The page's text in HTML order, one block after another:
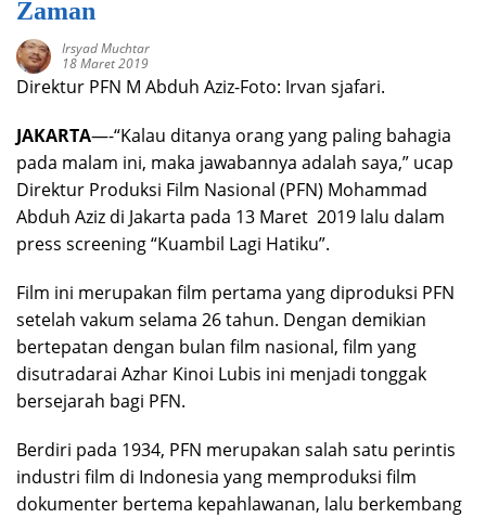
Zaman
Irsyad Muchtar
18 Maret 2019
Direktur PFN M Abduh Aziz-Foto: Irvan sjafari.
JAKARTA—-“Kalau ditanya orang yang paling bahagia
pada malam ini, maka jawabannya adalah saya,” ucap
Direktur Produksi Film Nasional (PFN) Mohammad
Abduh Aziz di Jakarta pada 13 Maret 2019 lalu dalam
press screening “Kuambil Lagi Hatiku”.
Film ini merupakan film pertama yang diproduksi PFN
setelah vakum selama 26 tahun. Dengan demikian
bertepatan dengan bulan film nasional, film yang
disutradarai Azhar Kinoi Lubis ini menjadi tonggak
bersejarah bagi PFN.
Berdiri pada 1934, PFN merupakan salah satu perintis
industri film di Indonesia yang memproduksi film
dokumenter bertema kepahlawanan, lalu berkembang